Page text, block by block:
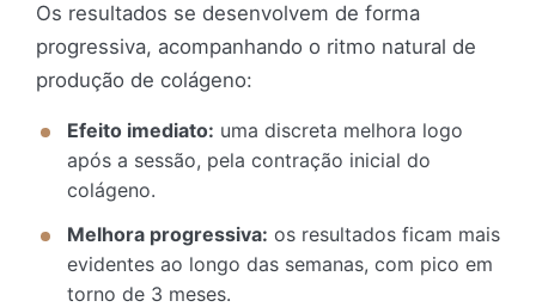
Os resultados se desenvolvem de forma
progressiva, acompanhando o ritmo natural de
produção de colágeno:
Efeito imediato: uma discreta melhora logo
após a sessão, pela contração inicial do
colágeno.
Melhora progressiva: os resultados ficam mais
evidentes ao longo das semanas, com pico em
torno de 3 meses.